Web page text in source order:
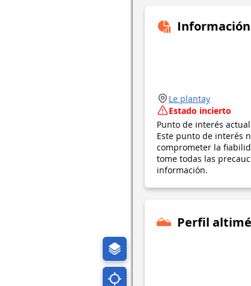
Le plantay
Estado incierto
Punto de interés
Este punto de interés
comprometer la
tome todas las
información.
Perfil